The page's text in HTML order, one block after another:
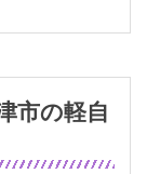
市の軽自